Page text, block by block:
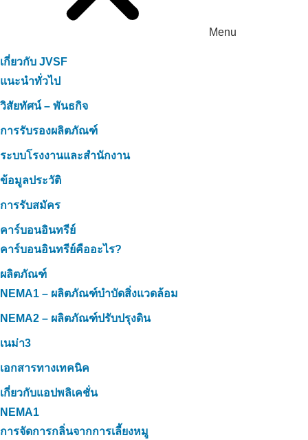
Menu
เกี่ยวกับ JVSF
แนะนำทั่วไป
วิสัยทัศน์ – พันธกิจ
การรับรองผลิตภัณฑ์
ระบบโรงงานและสำนักงาน
ข้อมูลประวัติ
การรับสมัคร
คาร์บอนอินทรีย์
คาร์บอนอินทรีย์คืออะไร?
ผลิตภัณฑ์
NEMA1 – ผลิตภัณฑ์บำบัดสิ่งแวดล้อม
NEMA2 – ผลิตภัณฑ์ปรับปรุงดิน
เนม่า3
เอกสารทางเทคนิค
เกี่ยวกับแอปพลิเคชั่น
NEMA1
การจัดการกลิ่นจากการเลี้ยงหมู